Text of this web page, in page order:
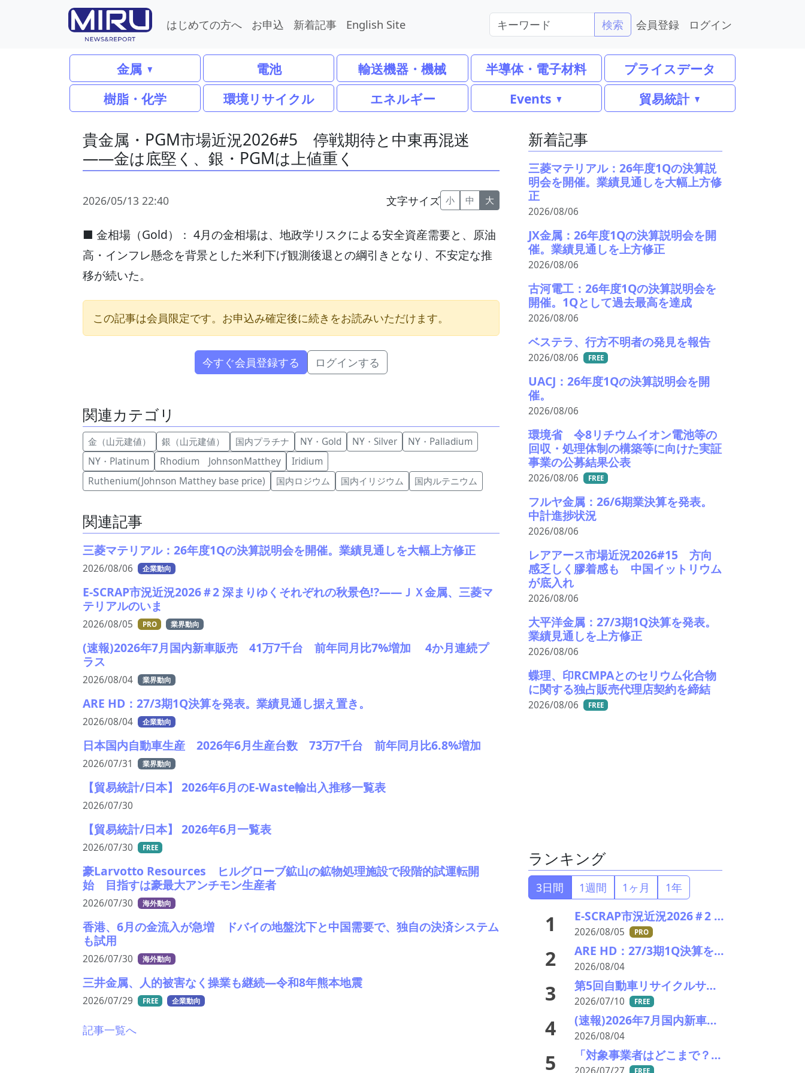
はじめての方へ お申込 新着記事 English Site 検索 会員登録 ログイン
金属 電池 輸送機器・機械 半導体・電子材料
プライスデータ
樹脂・化学
環境リサイクル エネルギー Events 貿易統計
貴金属・PGM市場近況2026#5 停戦期待と中東再混迷
――金は底堅く、銀・PGMは上値重く
2026/05/13 22:40 文字サイズ 小 中 大
■ 金相場（Gold）： 4月の金相場は、地政学リスクによる安全資産需要と、原油
高・インフレ懸念を背景とした米利下げ観測後退との綱引きとなり、不安定な推
移が続いた。
この記事は会員限定です。お申込み確定後に続きをお読みいただけます。
今すぐ会員登録する ログインする
関連カテゴリ
金（山元建値） 銀（山元建値） 国内プラチナ NY・Gold NY・Silver
NY・Palladium
NY・Platinum
Rhodium JohnsonMatthey
Iridium
Ruthenium(Johnson Matthey base price)
国内ロジウム 国内イリジウム 国内ルテニウム
関連記事
三菱マテリアル：26年度1Qの決算説明会を開催。業績見通しを大幅上方修正
2026/08/06 企業動向
E-SCRAP市況近況2026＃2 深まりゆくそれぞれの秋景色!?――ＪＸ金属、三菱マ
テリアルのいま
2026/08/05 PRO 業界動向
(速報)2026年7月国内新車販売 41万7千台 前年同月比7%増加 4か月連続プ
ラス
2026/08/04 業界動向
ARE HD：27/3期1Q決算を発表。業績見通し据え置き。
2026/08/04 企業動向
日本国内自動車生産 2026年6月生産台数 73万7千台 前年同月比6.8%増加
2026/07/31 業界動向
【貿易統計/日本】 2026年6月のE-Waste輸出入推移一覧表
2026/07/30
【貿易統計/日本】 2026年6月一覧表
2026/07/30 FREE
豪Larvotto Resources ヒルグローブ鉱山の鉱物処理施設で段階的試運転開
始 目指すは豪最大アンチモン生産者
2026/07/30 海外動向
香港、6月の金流入が急増 ドバイの地盤沈下と中国需要で、独自の決済システム
も試用
2026/07/30 海外動向
三井金属、人的被害なく操業も継続―令和8年熊本地震
2026/07/29 FREE 企業動向
記事一覧へ
新着記事
三菱マテリアル：26年度1Qの決算説
明会を開催。業績見通しを大幅上方修
正
2026/08/06
JX金属：26年度1Qの決算説明会を開
催。業績見通しを上方修正
2026/08/06
古河電工：26年度1Qの決算説明会を
開催。1Qとして過去最高を達成
2026/08/06
ベステラ、行方不明者の発見を報告
2026/08/06 FREE
UACJ：26年度1Qの決算説明会を開
催。
2026/08/06
環境省 令8リチウムイオン電池等の
回収・処理体制の構築等に向けた実証
事業の公募結果公表
2026/08/06 FREE
フルヤ金属：26/6期業決算を発表。
中計進捗状況
2026/08/06
レアアース市場近況2026#15 方向
感乏しく膠着感も 中国イットリウム
が底入れ
2026/08/06
大平洋金属：27/3期1Q決算を発表。
業績見通しを上方修正
2026/08/06
蝶理、印RCMPAとのセリウム化合物
に関する独占販売代理店契約を締結
2026/08/06 FREE
ランキング
3日間 1週間 1ヶ月 1年
1 E-SCRAP市況近況2026＃2 深まりゆくそれぞれの秋景色!?――ＪＸ金属、三菱マテリアルのいま
2026/08/05 PRO
2 ARE HD：27/3期1Q決算を発表。業績見通し据え置き。
2026/08/04
3 第5回自動車リサイクルサミット ～再生材料をいかに使うか、違法業者対策、中古車輸出問題を語ろう～
2026/07/10 FREE
4 (速報)2026年7月国内新車販売 41万7千台 前年同月比7%増加 4か月連続プラス
2026/08/04
5 「対象事業者はどこまで？」、残り２年半で細部の詰め急ぐ――環境省、第１回スクラップヤード環境対策技術検討会
FREE